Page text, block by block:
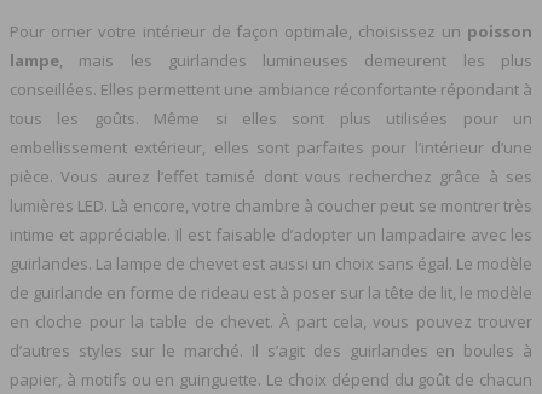
Pour orner votre intérieur de façon optimale, choisissez un poisson
lampe , mais les guirlandes lumineuses demeurent les plus
conseillées. Elles permettent une ambiance réconfortante répondant à
tous les goûts. Même si elles sont plus utilisées pour un
embellissement extérieur, elles sont parfaites pour l’intérieur d’une
pièce. Vous aurez l’effet tamisé dont vous recherchez grâce à ses
lumières LED. Là encore, votre chambre à coucher peut se montrer très
intime et appréciable. Il est faisable d’adopter un lampadaire avec les
guirlandes. La lampe de chevet est aussi un choix sans égal. Le modèle
de guirlande en forme de rideau est à poser sur la tête de lit, le modèle
en cloche pour la table de chevet. À part cela, vous pouvez trouver
d’autres styles sur le marché. Il s’agit des guirlandes en boules à
papier, à motifs ou en guinguette. Le choix dépend du goût de chacun